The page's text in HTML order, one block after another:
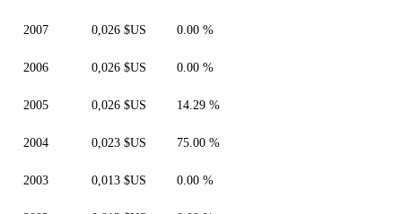
2007 0,026 $US 0.00 %
2006 0,026 $US 0.00 %
2005 0,026 $US 14.29 %
2004 0,023 $US 75.00 %
2003 0,013 $US 0.00 %